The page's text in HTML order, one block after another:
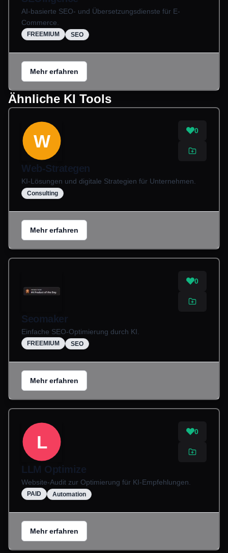
AI-basierte SEO- und Übersetzungsdienste für E-
Commerce.
FREEMIUM SEO
Mehr erfahren
Ähnliche KI Tools
W
0
Web-Strategen
KI-Lösungen und digitale Strategien für Unternehmen.
Consulting
Mehr erfahren
0
Seomaker
Einfache SEO-Optimierung durch KI.
FREEMIUM SEO
Mehr erfahren
L
0
LLM Optimize
Website-Audit zur Optimierung für KI-Empfehlungen.
PAID Automation
Mehr erfahren